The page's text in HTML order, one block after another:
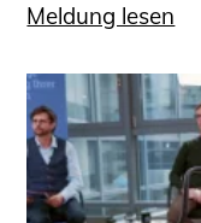
Meldung lesen